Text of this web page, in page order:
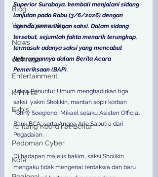
Blog
Your Community
News
olahraga
Entertainment
Kriminal
Ekbis
Tentang Koordinat Berita
Pedoman Cyber
Kota
Superior Surabaya, kembali menjalani sidang
lanjutan pada Rabu (3/6/2026) dengan
agenda pemeriksaan saksi. Dalam sidang
tersebut, sejumlah fakta menarik terungkap,
termasuk adanya saksi yang mencabut
keterangannya dalam Berita Acara
Pemeriksaan (BAP).
Jaksa Penuntut Umum menghadirkan tiga
saksi, yakni Sholikin, mantan sopir korban
Tonny Soegiono, Mikael selaku Asisten Official
Bank BCA, serta Angga Arie Saputra dari
Pegadaian.
Di hadapan majelis hakim, saksi Sholikin
mengaku tidak mengenal terdakwa dan baru